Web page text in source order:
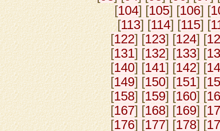
[104] [105] [106] [
[113] [114] [115] [
[122] [123] [124] [
[131] [132] [133] [
[140] [141] [142] [
[149] [150] [151] [
[158] [159] [160] [
[167] [168] [169] [
[176] [177] [178] [